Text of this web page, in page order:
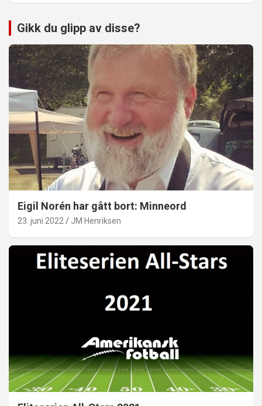
Gikk du glipp av disse?
Eigil Norén har gått bort: Minneord
23. juni 2022 JM Henriksen